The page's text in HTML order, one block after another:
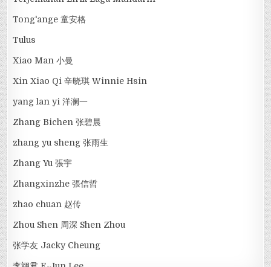
Tong'ange 童安格
Tulus
Xiao Man 小曼
Xin Xiao Qi 辛晓琪 Winnie Hsin
yang lan yi 洋澜一
Zhang Bichen 张碧晨
zhang yu sheng 张雨生
Zhang Yu 張宇
Zhangxinzhe 張信哲
zhao chuan 赵传
Zhou Shen 周深 Shen Zhou
张学友 Jacky Cheung